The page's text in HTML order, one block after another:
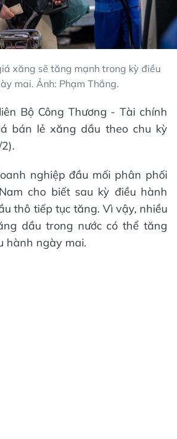
xăng sẽ tăng mạnh trong kỳ điều
mai. Ảnh: Phạm Thắng.
Bộ Công Thương - Tài chính
bán lẻ xăng dầu theo chu kỳ
nghiệp đầu mối phân phối
cho biết sau kỳ điều hành
thô tiếp tục tăng. Vì vậy, nhiều
dầu trong nước có thể tăng
hành ngày mai.